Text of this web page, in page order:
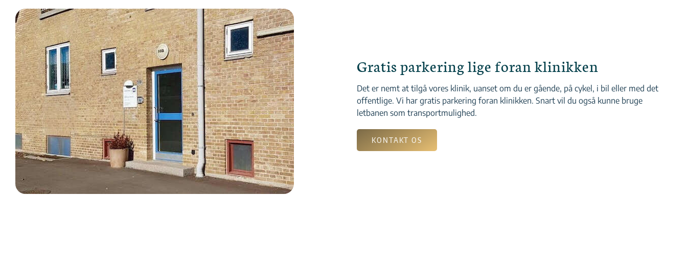
Gratis parkering lige foran klinikken
Det er nemt at tilgå vores klinik, uanset om du er gående, på cykel, i bil eller med det
offentlige. Vi har gratis parkering foran klinikken. Snart vil du også kunne bruge
letbanen som transportmulighed.
KONTAKT OS